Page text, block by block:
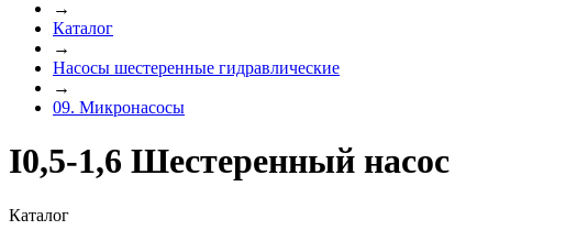
→
Каталог
→
Насосы шестеренные гидравлические
→
09. Микронасосы
I0,5-1,6 Шестеренный насос
Каталог